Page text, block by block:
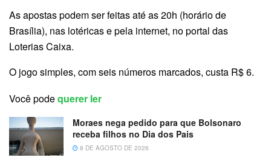
As apostas podem ser feitas até as 20h (horário de
Brasília), nas lotéricas e pela internet, no portal das
Loterias Caixa.
O jogo simples, com seis números marcados, custa R$ 6.
Você podequerer ler
Moraes nega pedido para que Bolsonaro
receba filhos no Dia dos Pais
8 DE AGOSTO DE 2026